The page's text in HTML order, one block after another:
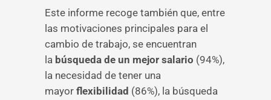
Este informe recoge también que, entre
las motivaciones principales para el
cambio de trabajo, se encuentran
la búsqueda de un mejor salario (94%),
la necesidad de tener una
mayor flexibilidad (86%), la búsqueda